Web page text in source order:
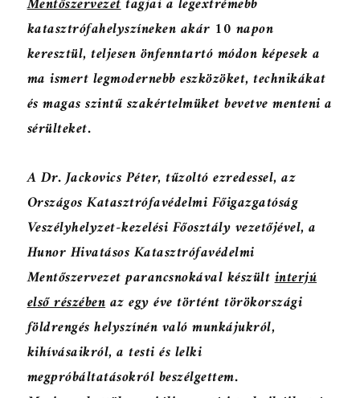
katasztrófahelyszíneken akár 10 napon
keresztül, teljesen önfenntartó módon képesek a
ma ismert legmodernebb eszközöket, technikákat
és magas szintű szakértelmüket bevetve menteni a
sérülteket.
ADr. Jackovics Péter, tűzoltó ezredessel, az
Országos Katasztrófavédelmi Főigazgatóság
Veszélyhelyzet-kezelési Főosztály vezetőjével, a
Hunor Hivatásos Katasztrófavédelmi
Mentőszervezet parancsnokával készültinterjú
első részébenaz egy éve történt törökországi
földrengés helyszínén való munkájukról,
kihívásaikról, a testi és lelki
megpróbáltatásokról beszélgettem.